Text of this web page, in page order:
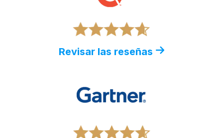
Revisar las reseñas